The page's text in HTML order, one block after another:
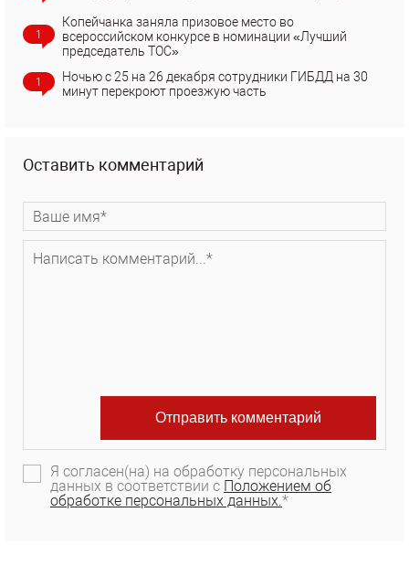
1
Копейчанка заняла призовое место во
всероссийском конкурсе в номинации «Лучший
председатель ТОС»
1
Ночью с 25 на 26 декабря сотрудники ГИБДД на 30
минут перекроют проезжую часть
Оставить комментарий
Я согласен(на) на обработку персональных
данных в соответствии с Положением об
обработке персональных данных.*